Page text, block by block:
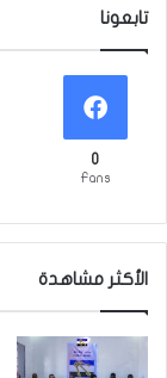
تابعونا
0
Fans
الأكثر مشاهدة